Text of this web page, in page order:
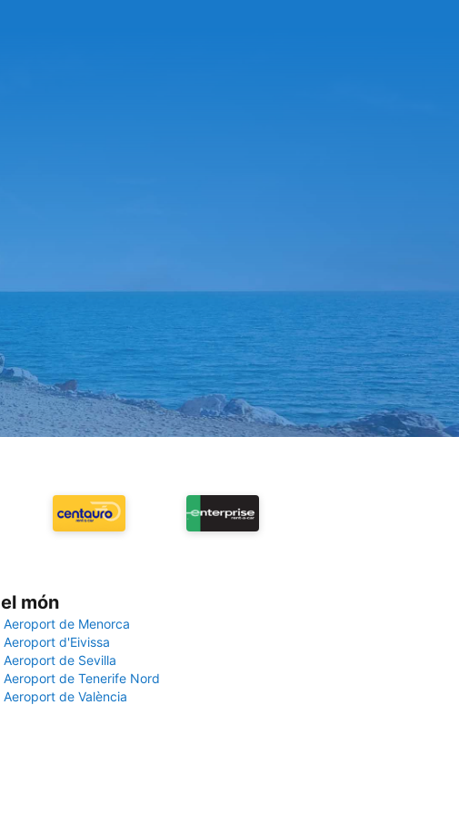
món
Aeroport de Menorca
Aeroport d'Eivissa
Aeroport de Sevilla
Aeroport de Tenerife Nord
Aeroport de València